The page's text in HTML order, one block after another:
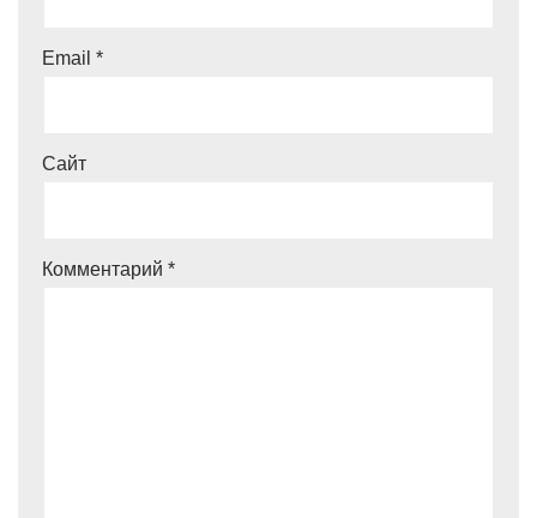
Email *
Сайт
Комментарий *